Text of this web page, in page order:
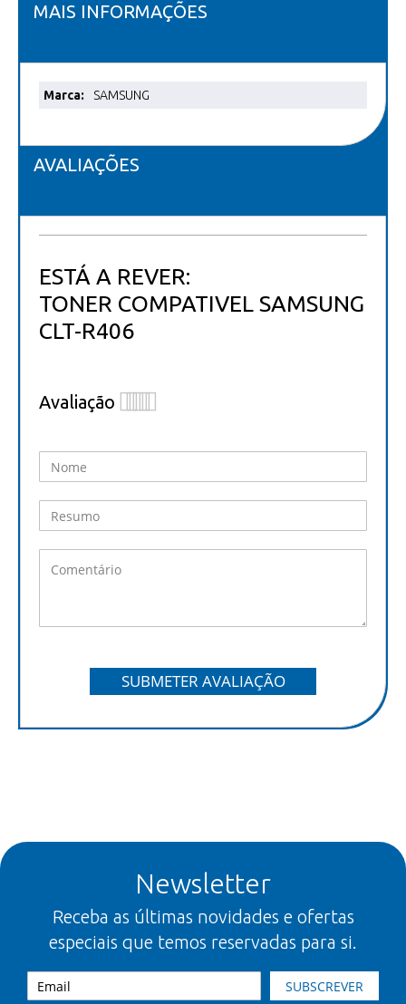
MAIS INFORMAÇÕES
Mais
SAMSUNG
AVALIAÇÕES
ESTÁ A REVER:
TONER COMPATIVEL SAMSUNG
CLT-R406
Avaliação
SUBMETER AVALIAÇÃO
Newsletter
Receba as últimas novidades e ofertas
especiais que temos reservadas para si.
SUBSCREVER